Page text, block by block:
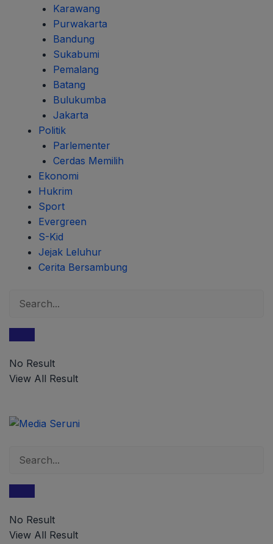
Karawang
Purwakarta
Bandung
Sukabumi
Pemalang
Batang
Bulukumba
Jakarta
Politik
Parlementer
Cerdas Memilih
Ekonomi
Hukrim
Sport
Evergreen
S-Kid
Jejak Leluhur
Cerita Bersambung
No Result
View All Result
No Result
View All Result